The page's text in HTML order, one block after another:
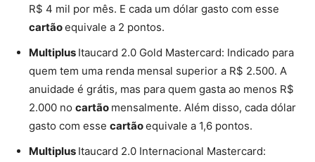
R$ 4 mil por mês. E cada um dólar gasto com esse
cartãoequivale a 2 pontos.
Multiplus Itaucard 2.0 Gold Mastercard: Indicado para
quem tem uma renda mensal superior a R$ 2.500. A
anuidade é grátis, mas para quem gasta ao menos R$
2.000 no cartão mensalmente. Além disso, cada dólar
gasto com esse cartãoequivale a 1,6 pontos.
Multiplus Itaucard 2.0 Internacional Mastercard: